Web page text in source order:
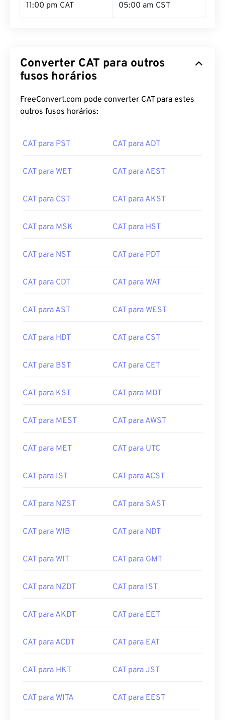
11:00 pm CAT 05:00 am CST
Converter CAT para outros
fusos horários
FreeConvert.com pode converter CAT para estes
outros fusos horários:
CAT para PST CAT para ADT
CAT para WET CAT para AEST
CAT para CST CAT para AKST
CAT para MSK CAT para HST
CAT para NST CAT para PDT
CAT para CDT CAT para WAT
CAT para AST CAT para WEST
CAT para HDT CAT para CST
CAT para BST CAT para CET
CAT para KST CAT para MDT
CAT para MEST CAT para AWST
CAT para MET CAT para UTC
CAT para IST CAT para ACST
CAT para NZST CAT para SAST
CAT para WIB CAT para NDT
CAT para WIT CAT para GMT
CAT para NZDT CAT para IST
CAT para AKDT CAT para EET
CAT para ACDT CAT para EAT
CAT para HKT CAT para JST
CAT para WITA CAT para EEST